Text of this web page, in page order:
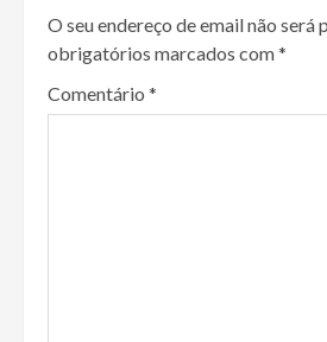
O seu endereço de email não será
obrigatórios marcados com*
Comentário *